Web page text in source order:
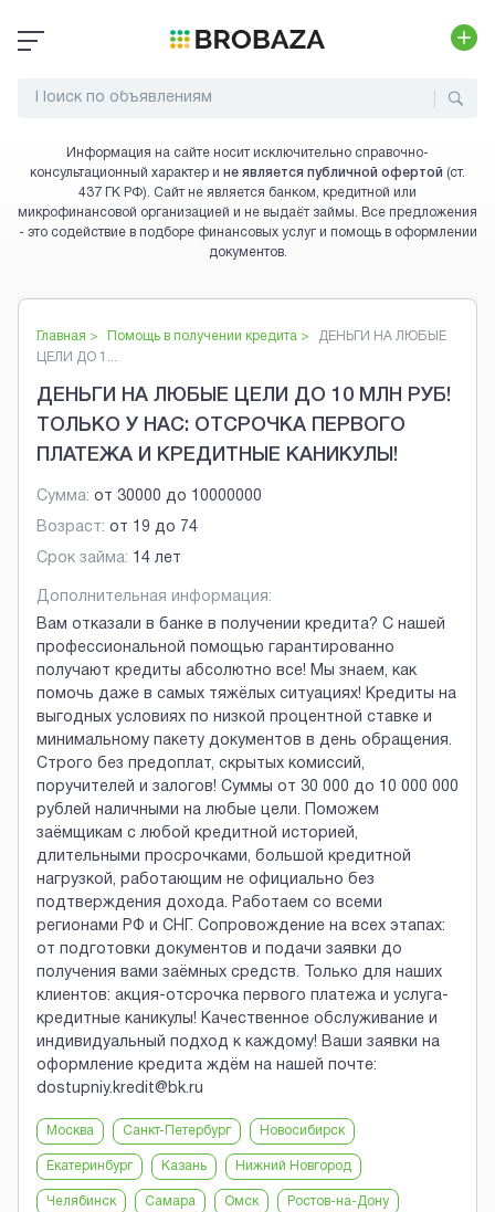
Информация на сайте носит исключительно справочно-
консультационный характер и не является публичной офертой (ст.
437 ГК РФ). Сайт не является банком, кредитной или
микрофинансовой организацией и не выдаёт займы. Все предложения
- это содействие в подборе финансовых услуг и помощь в оформлении
документов.
Главная > Помощь в получении кредита >
ДЕНЬГИ НА ЛЮБЫЕ
ЦЕЛИ ДО 1...
ДЕНЬГИ НА ЛЮБЫЕ ЦЕЛИ ДО 10 МЛН РУБ!
ТОЛЬКО У НАС: ОТСРОЧКА ПЕРВОГО
ПЛАТЕЖА И КРЕДИТНЫЕ КАНИКУЛЫ!
Сумма: от 30000 до 10000000
Возраст: от 19 до 74
Срок займа: 14 лет
Дополнительная информация:
Вам отказали в банке в получении кредита? С нашей
профессиональной помощью гарантированно
получают кредиты абсолютно все! Мы знаем, как
помочь даже в самых тяжёлых ситуациях! Кредиты на
выгодных условиях по низкой процентной ставке и
минимальному пакету документов в день обращения.
Строго без предоплат, скрытых комиссий,
поручителей и залогов! Суммы от 30 000 до 10 000 000
рублей наличными на любые цели. Поможем
заёмщикам с любой кредитной историей,
длительными просрочками, большой кредитной
нагрузкой, работающим не официально без
подтверждения дохода. Работаем со всеми
регионами РФ и СНГ. Сопровождение на всех этапах:
от подготовки документов и подачи заявки до
получения вами заёмных средств. Только для наших
клиентов: акция-отсрочка первого платежа и услуга-
кредитные каникулы! Качественное обслуживание и
индивидуальный подход к каждому! Ваши заявки на
оформление кредита ждём на нашей почте:
dostupniy.kredit@bk.ru
Москва Санкт-Петербург Новосибирск
Екатеринбург Казань Нижний Новгород
Челябинск Самара Омск Ростов-на-Дону